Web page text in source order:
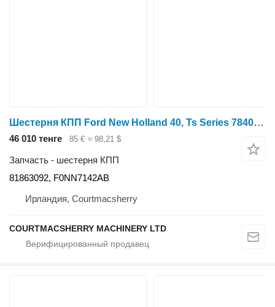
Шестерня КПП Ford New Holland 40, Ts Series 7840 Reverse Gear Z 31 81863092, F0nn7 для трактора колесного
46 010 тенге 85 € ≈ 98,21 $
Запчасть - шестерня КПП
81863092, F0NN7142AB
Ирландия, Courtmacsherry
COURTMACSHERRY MACHINERY LTD